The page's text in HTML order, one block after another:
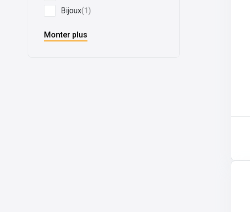
Bijoux(1)
Monter plus